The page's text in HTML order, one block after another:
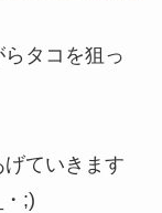
タコを狙っ
ていきます
;)